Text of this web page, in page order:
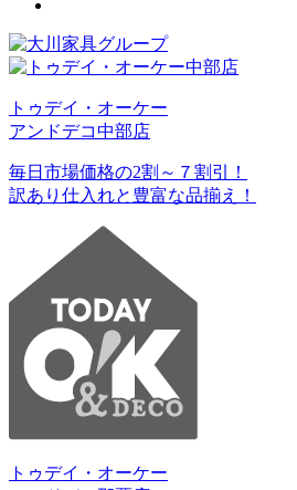
トゥデイ・オーケー
アンドデコ中部店
毎日市場価格の2割～７割引！
訳あり仕入れと豊富な品揃え！
トゥデイ・オーケー